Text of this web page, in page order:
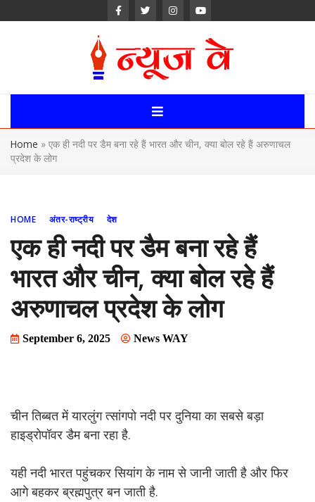
News Way:
Uttarakhand,
Uttar Pardesh,
Delhi News
Portal
Home » एक ही नदी पर डैम बना रहे हैं भारत और चीन, क्या बोल रहे हैं अरुणाचल
प्रदेश के लोग
HOME अंतर-राष्ट्रीय देश
एक ही नदी पर डैम बना रहे हैं
भारत और चीन, क्या बोल रहे हैं
अरुणाचल प्रदेश के लोग
September 6, 2025 News WAY
चीन तिब्बत में यारलुंग त्सांगपो नदी पर दुनिया का सबसे बड़ा
हाइड्रोपॉवर डैम बना रहा है.
यही नदी भारत पहुंचकर सियांग के नाम से जानी जाती है और फिर
आगे बहकर ब्रह्मपुत्र बन जाती है.